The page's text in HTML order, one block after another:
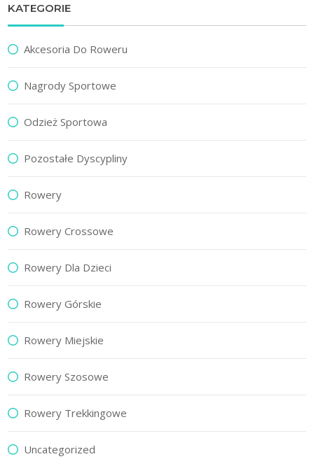
KATEGORIE
Akcesoria Do Roweru
Nagrody Sportowe
Odzież Sportowa
Pozostałe Dyscypliny
Rowery
Rowery Crossowe
Rowery Dla Dzieci
Rowery Górskie
Rowery Miejskie
Rowery Szosowe
Rowery Trekkingowe
Uncategorized